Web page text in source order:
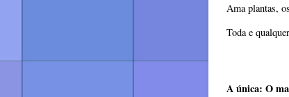
Ama plantas,
Toda e
A única: O